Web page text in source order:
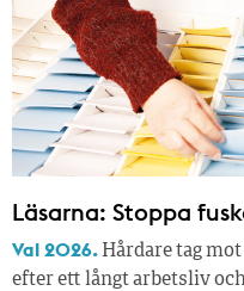
Läsarna: Stoppa
Val 2026. Hårdare tag
efter ett långt arbetsliv